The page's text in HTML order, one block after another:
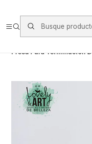
Fresa Para Terminacion